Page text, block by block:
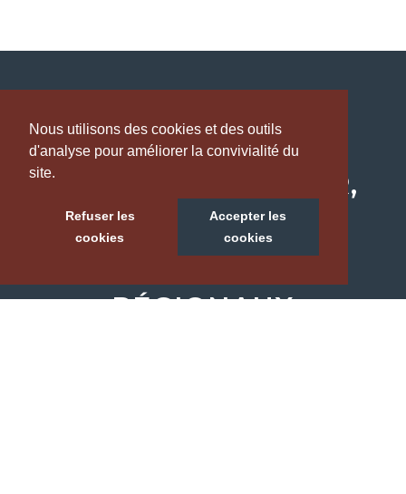
Nous utilisons des cookies et des outils
d'analyse pour améliorer la convivialité du
site.
Refuser les
cookies
Accepter les
cookies
CLASSÉS SOUS UN
LABEL PRÉCURSEUR,
PLUS DE 15
PRODUCTEURS
RÉGIONAUX